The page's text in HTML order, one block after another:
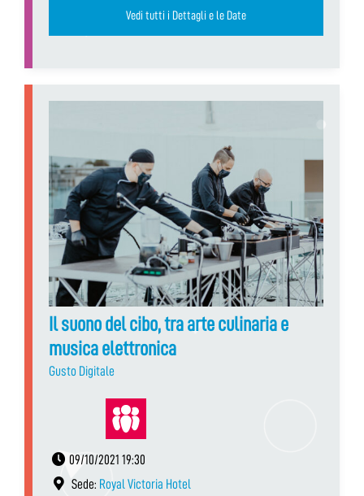
Vedi tutti i Dettagli e le Date
Il suono del cibo, tra arte culinaria e
musica elettronica
Gusto Digitale
09/10/2021 19:30
Sede: Royal Victoria Hotel